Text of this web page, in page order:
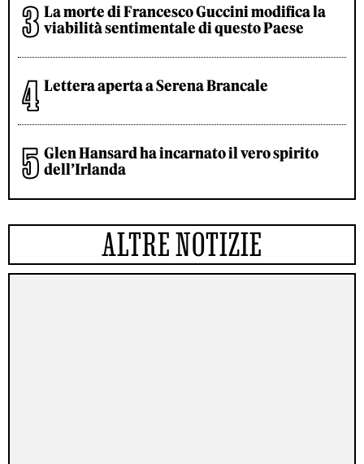
La morte di Francesco Guccini modifica la
viabilità sentimentale di questo Paese
Lettera aperta a Serena Brancale
Glen Hansard ha incarnato il vero spirito
dell’Irlanda
ALTRE NOTIZIE